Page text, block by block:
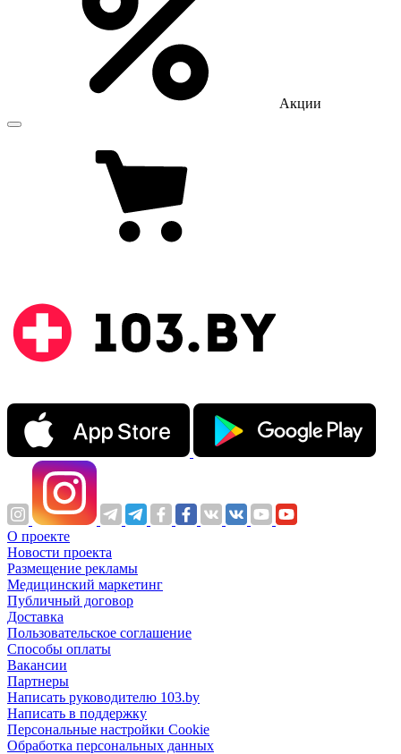
Акции
О проекте
Новости проекта
Размещение рекламы
Медицинский маркетинг
Публичный договор
Доставка
Пользовательское соглашение
Способы оплаты
Вакансии
Партнеры
Написать руководителю 103.by
Написать в поддержку
Персональные настройки Cookie
Обработка персональных данных